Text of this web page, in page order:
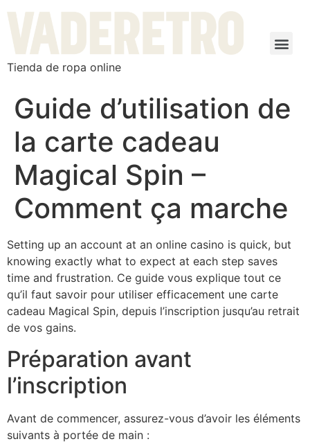
Tienda de ropa online
Guide d’utilisation de
la carte cadeau
Magical Spin –
Comment ça marche
Setting up an account at an online casino is quick, but
knowing exactly what to expect at each step saves
time and frustration. Ce guide vous explique tout ce
qu’il faut savoir pour utiliser efficacement une carte
cadeau Magical Spin, depuis l’inscription jusqu’au retrait
de vos gains.
Préparation avant
l’inscription
Avant de commencer, assurez-vous d’avoir les éléments
suivants à portée de main :